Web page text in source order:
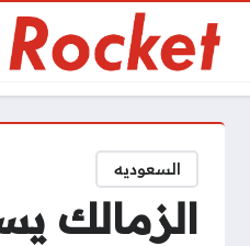
السعوديه
الزمالك